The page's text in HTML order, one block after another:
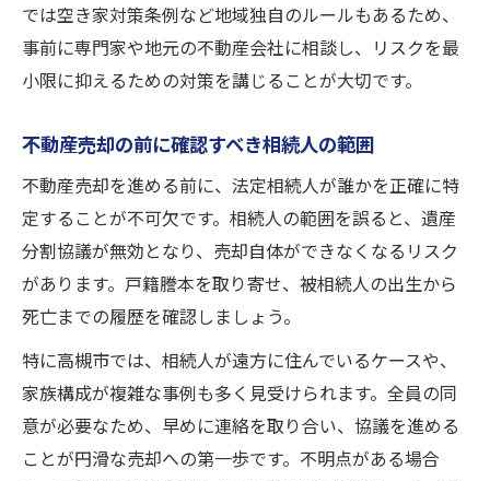
では空き家対策条例など地域独自のルールもあるため、
事前に専門家や地元の不動産会社に相談し、リスクを最
小限に抑えるための対策を講じることが大切です。
不動産売却の前に確認すべき相続人の範囲
不動産売却を進める前に、法定相続人が誰かを正確に特
定することが不可欠です。相続人の範囲を誤ると、遺産
分割協議が無効となり、売却自体ができなくなるリスク
があります。戸籍謄本を取り寄せ、被相続人の出生から
死亡までの履歴を確認しましょう。
特に高槻市では、相続人が遠方に住んでいるケースや、
家族構成が複雑な事例も多く見受けられます。全員の同
意が必要なため、早めに連絡を取り合い、協議を進める
ことが円滑な売却への第一歩です。不明点がある場合